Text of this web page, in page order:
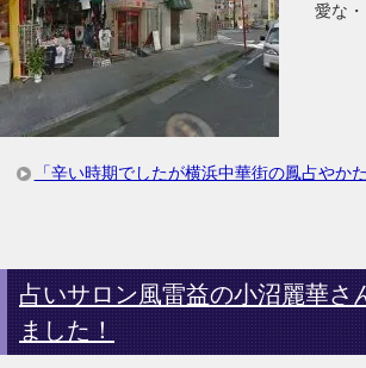
愛な・
「辛い時期でしたが横浜中華街の鳳占や
占いサロン風雷益の小沼麗華さ
ました！